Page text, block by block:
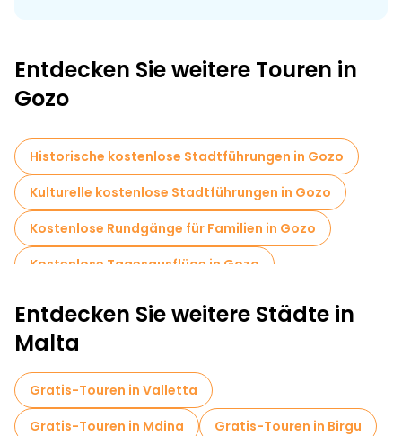
Entdecken Sie weitere Touren in
Gozo
Historische kostenlose Stadtführungen in Gozo
Kulturelle kostenlose Stadtführungen in Gozo
Kostenlose Rundgänge für Familien in Gozo
Kostenlose Tagesausflüge in Gozo
Entdecken Sie weitere Städte in
Malta
Gratis-Touren in Valletta
Gratis-Touren in Mdina
Gratis-Touren in Birgu